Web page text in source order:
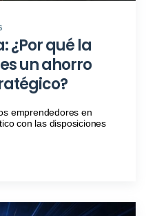
¿Por qué la
un ahorro
emprendedores en
con las disposiciones